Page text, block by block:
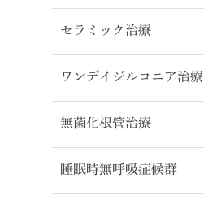
セラミック治療
ワンデイジルコニア治療
無菌化根管治療
睡眠時無呼吸症候群